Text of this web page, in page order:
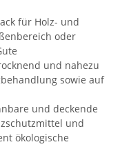
für Holz- und
oder
und nahezu
sowie auf
und deckende
und
ökologische